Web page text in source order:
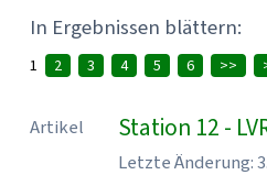
In Ergebnissen blättern:
1 2 3 4 5 6 >>
Artikel Station 12 -
Letzte Änderung: